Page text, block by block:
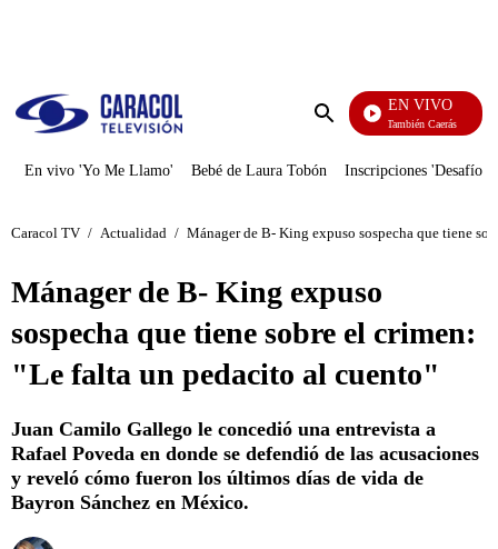
Enviar
EN VIVO
También Caerás
En vivo 'Yo Me Llamo' Bebé de Laura Tobón Inscripciones 'Desafío'
Caracol TV / Actualidad / Mánager de B- King expuso sospecha que tiene
Mánager de B- King expuso
sospecha que tiene sobre el crimen:
"Le falta un pedacito al cuento"
Juan Camilo Gallego le concedió una entrevista a
Rafael Poveda en donde se defendió de las acusaciones
y reveló cómo fueron los últimos días de vida de
Bayron Sánchez en México.